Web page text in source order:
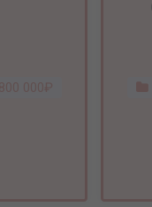
800 000₽